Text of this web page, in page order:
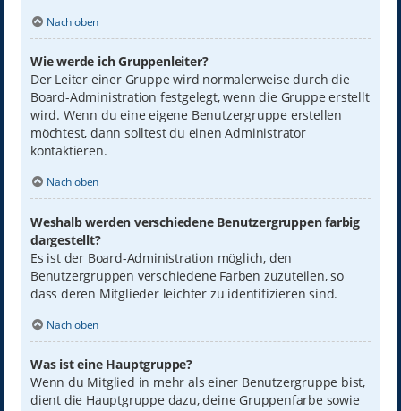
Nach oben
Wie werde ich Gruppenleiter?
Der Leiter einer Gruppe wird normalerweise durch die
Board-Administration festgelegt, wenn die Gruppe erstellt
wird. Wenn du eine eigene Benutzergruppe erstellen
möchtest, dann solltest du einen Administrator
kontaktieren.
Nach oben
Weshalb werden verschiedene Benutzergruppen farbig
dargestellt?
Es ist der Board-Administration möglich, den
Benutzergruppen verschiedene Farben zuzuteilen, so
dass deren Mitglieder leichter zu identifizieren sind.
Nach oben
Was ist eine Hauptgruppe?
Wenn du Mitglied in mehr als einer Benutzergruppe bist,
dient die Hauptgruppe dazu, deine Gruppenfarbe sowie